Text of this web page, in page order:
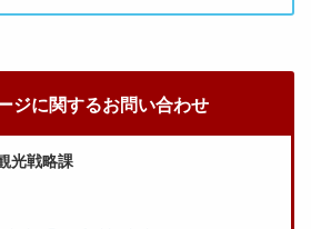
ジに関するお問い合わせ
光戦略課